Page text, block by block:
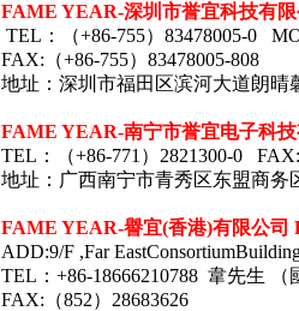
FAME YEAR-深圳市誉宜科技有
TEL ：（+86-755） 83478005-0
FAX: （+86-755） 83478005-808
地址：深圳市福田区滨河大道朗晴
FAME YEAR-南宁市誉宜电子科
TEL ：（+86-771 ） 2821300-0 FAX:
地址：广西南宁市青秀区东盟商务
FAME YEAR-譽宜(香港)有限公司
ADD:9/F ,Far
TEL：+86-18666210788 韋先生
FAX:（852）28683626